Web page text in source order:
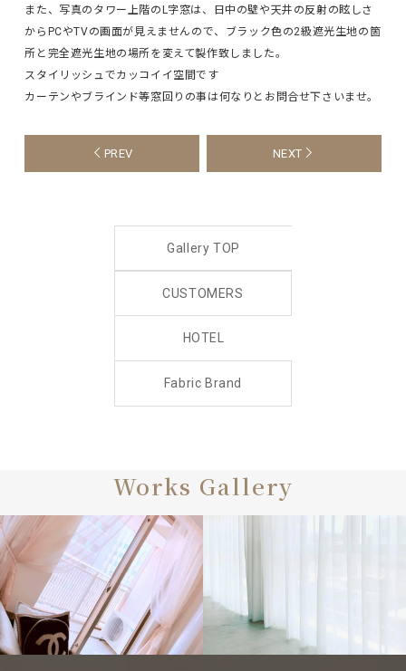
また、写真のタワー上階のL字窓は、日中の壁や天井の反射の眩しさ
からPCやTVの画面が見えませんので、ブラック色の2級遮光生地の箇
所と完全遮光生地の場所を変えて製作致しました。
スタイリッシュでカッコイイ空間です
カーテンやブラインド等窓回りの事は何なりとお問合せ下さいませ。
PREV NEXT
Gallery TOP
CUSTOMERS
HOTEL
Fabric Brand
Works Gallery